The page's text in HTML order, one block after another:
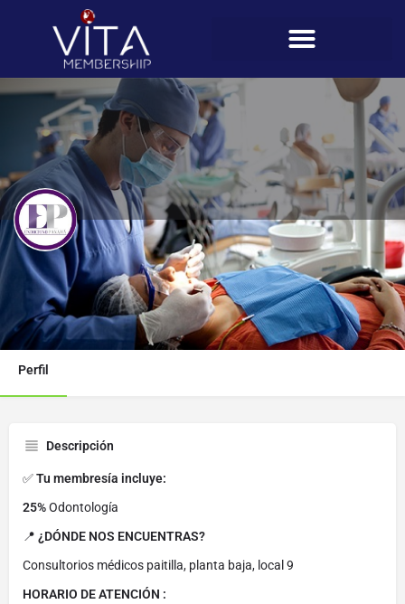
Endocrino Panamá
Teléfono
395-1735
Perfil
Descripción
✅Tu membresía incluye:
25%Odontología
📍 ¿DÓNDE NOS ENCUENTRAS?
Consultorios médicos paitilla, planta baja, local 9
HORARIO DE ATENCIÓN :